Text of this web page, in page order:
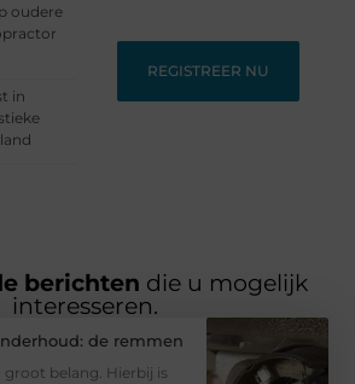
oudere
in
REGISTREER NU
berichten die u mogelijk
interesseren.
de remmen
groot belang. Hierbij is